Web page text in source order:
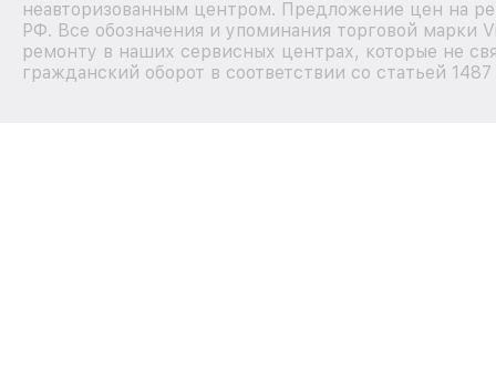
неавторизованным центром. Предложение цен на
РФ. Все обозначения и упоминания торговой марки
ремонту в наших сервисных центрах, которые не
гражданский оборот в соответствии со статьей